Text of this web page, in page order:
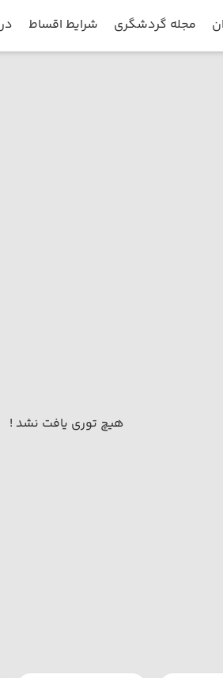
مجله گردشگری شرایط اقساط
هیچ توری یافت نشد !